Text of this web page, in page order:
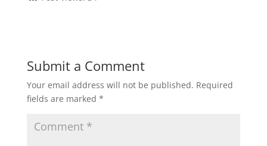
Submit a Comment
Your email address will not be published. Required
fields are marked *